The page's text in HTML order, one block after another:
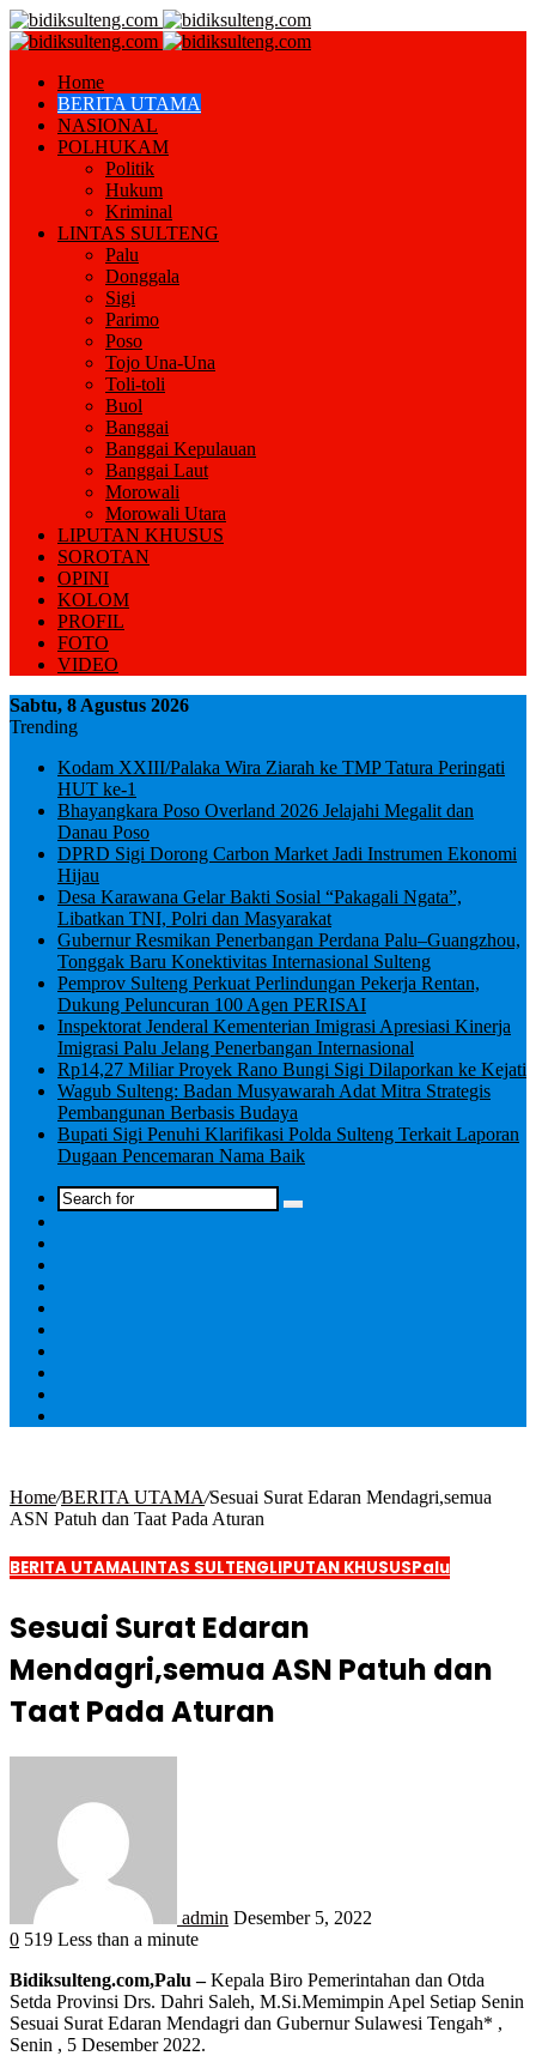
Home
BERITA UTAMA
NASIONAL
POLHUKAM
Politik
Hukum
Kriminal
LINTAS SULTENG
Palu
Donggala
Sigi
Parimo
Poso
Tojo Una-Una
Toli-toli
Buol
Banggai
Banggai Kepulauan
Banggai Laut
Morowali
Morowali Utara
LIPUTAN KHUSUS
SOROTAN
OPINI
KOLOM
PROFIL
FOTO
VIDEO
Sabtu, 8 Agustus 2026
Trending
Kodam XXIII/Palaka Wira Ziarah ke TMP Tatura Peringati
HUT ke-1
Bhayangkara Poso Overland 2026 Jelajahi Megalit dan
Danau Poso
DPRD Sigi Dorong Carbon Market Jadi Instrumen Ekonomi
Hijau
Desa Karawana Gelar Bakti Sosial “Pakagali Ngata”,
Libatkan TNI, Polri dan Masyarakat
Gubernur Resmikan Penerbangan Perdana Palu–Guangzhou,
Tonggak Baru Konektivitas Internasional Sulteng
Pemprov Sulteng Perkuat Perlindungan Pekerja Rentan,
Dukung Peluncuran 100 Agen PERISAI
Inspektorat Jenderal Kementerian Imigrasi Apresiasi Kinerja
Imigrasi Palu Jelang Penerbangan Internasional
Rp14,27 Miliar Proyek Rano Bungi Sigi Dilaporkan ke Kejati
Wagub Sulteng: Badan Musyawarah Adat Mitra Strategis
Pembangunan Berbasis Budaya
Bupati Sigi Penuhi Klarifikasi Polda Sulteng Terkait Laporan
Dugaan Pencemaran Nama Baik
Home/BERITA UTAMA/Sesuai Surat Edaran Mendagri,semua
ASN Patuh dan Taat Pada Aturan
BERITA UTAMALINTAS SULTENGLIPUTAN KHUSUSPalu
Sesuai Surat Edaran
Mendagri,semua ASN Patuh dan
Taat Pada Aturan
admin Desember 5, 2022
0 519 Less than a minute
Bidiksulteng.com,Palu –Kepala Biro Pemerintahan dan Otda
Setda Provinsi Drs. Dahri Saleh, M.Si.Memimpin Apel Setiap Senin
Sesuai Surat Edaran Mendagri dan Gubernur Sulawesi Tengah* ,
Senin , 5 Desember 2022.